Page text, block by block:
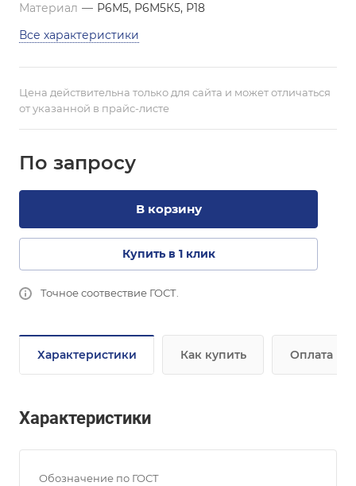
Материал — Р6М5, Р6М5К5, Р18
Все характеристики
Цена действительна только для сайта и может отличаться
от указанной в прайс-листе
По запросу
В корзину
Купить в 1 клик
Точное соотвествие ГОСТ.
Характеристики Как купить Оплата
Характеристики
Обозначение по ГОСТ